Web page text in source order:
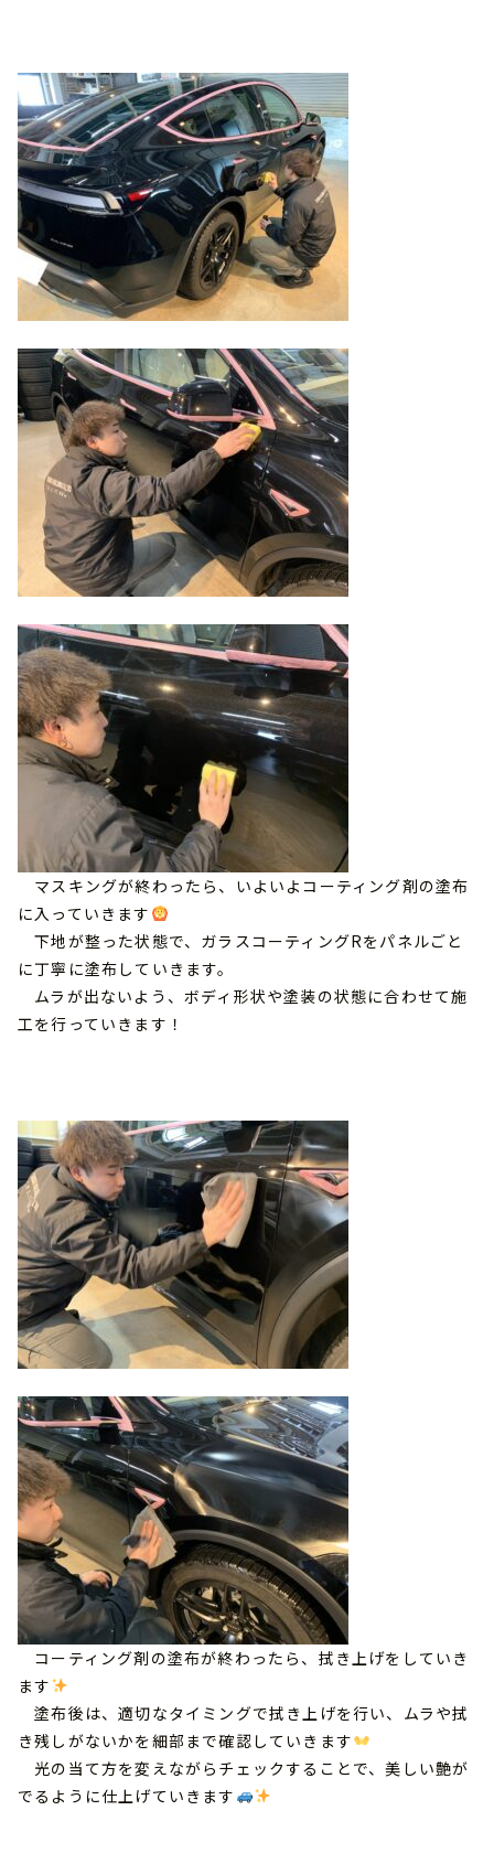
マスキングが終わったら、いよいよコーティング剤の塗布
に入っていきます
下地が整った状態で、ガラスコーティングRをパネルごと
に丁寧に塗布していきます。
ムラが出ないよう、ボディ形状や塗装の状態に合わせて施
工を行っていきます！
コーティング剤の塗布が終わったら、拭き上げをしていき
ます
塗布後は、適切なタイミングで拭き上げを行い、ムラや拭
き残しがないかを細部まで確認していきます
光の当て方を変えながらチェックすることで、美しい艶が
でるように仕上げていきます